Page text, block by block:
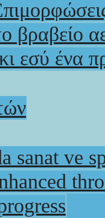
βραβείο
εσύ ένα
sanat ve